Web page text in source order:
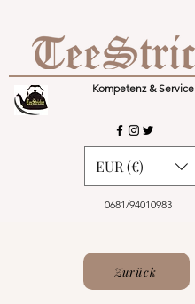
Kompetenz & Service
0681/94010983
EUR (€)
Zurück